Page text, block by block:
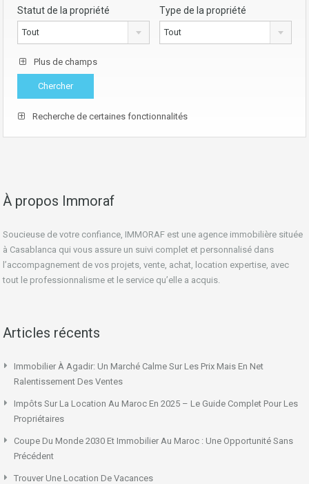
Statut de la propriété
Tout
Type de la propriété
Tout
Plus de champs
Recherche de certaines fonctionnalités
À propos Immoraf
Soucieuse de votre confiance, IMMORAF est une agence immobilière située
à Casablanca qui vous assure un suivi complet et personnalisé dans
l’accompagnement de vos projets, vente, achat, location expertise, avec
tout le professionnalisme et le service qu’elle a acquis.
Articles récents
Immobilier À Agadir: Un Marché Calme Sur Les Prix Mais En Net
Ralentissement Des Ventes
Impôts Sur La Location Au Maroc En 2025 – Le Guide Complet Pour Les
Propriétaires
Coupe Du Monde 2030 Et Immobilier Au Maroc : Une Opportunité Sans
Précédent
Trouver Une Location De Vacances